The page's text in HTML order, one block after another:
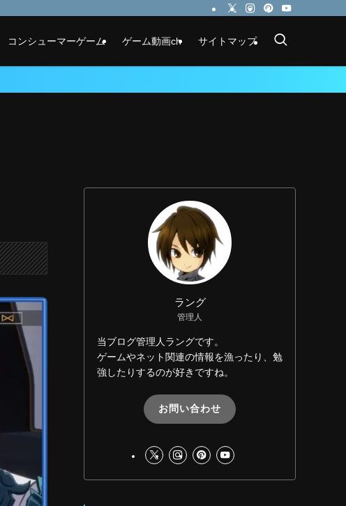
コンシューマーゲーム ゲーム動画ch サイトマップ
ラング
管理人
当ブログ管理人ラングです。
ゲームやネット関連の情報を漁ったり、勉
強したりするのが好きですね。
お問い合わせ